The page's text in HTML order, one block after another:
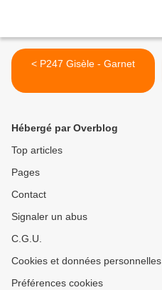
< P247 Gisèle - Garnet
Hébergé par Overblog
Top articles
Pages
Contact
Signaler un abus
C.G.U.
Cookies et données personnelles
Préférences cookies